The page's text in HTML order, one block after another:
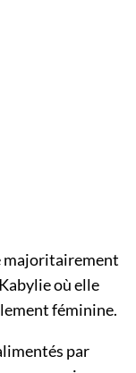
majoritairement
où elle
féminine.
par